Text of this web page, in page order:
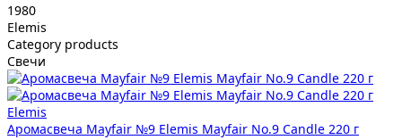
1980
Elemis
Category products
Свечи
Elemis
Аромасвеча Mayfair №9 Elemis Mayfair No.9 Candle 220 г